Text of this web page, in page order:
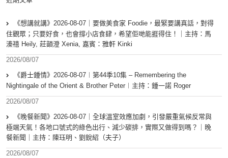
《想講就講》2026-08-07｜要做美食家 Foodie，最緊要講真話，對得
住觀眾；只要好食，也會撐小店食肆，希望佢哋能捱得住！｜主持：馬
溱禧 Heily, 莊韻澄 Xenia, 嘉賓：雅軒 Kinki
2026/08/07
《爵士鍾情》2026-08-07︱第44季10集 – Remembering the
Nightingale of the Orient & Brother Peter︱主持：鍾一諾 Roger
2026/08/07
《晚餐新聞》2026-08-07｜全球溫室效應加劇，引發嚴重氣候反常與
極端天氣！各地口號式的綠色出行、減少碳排，實際又做得到嗎？｜晚
餐新聞｜主持：陳珏明、劉銳紹（夫子）
2026/08/07